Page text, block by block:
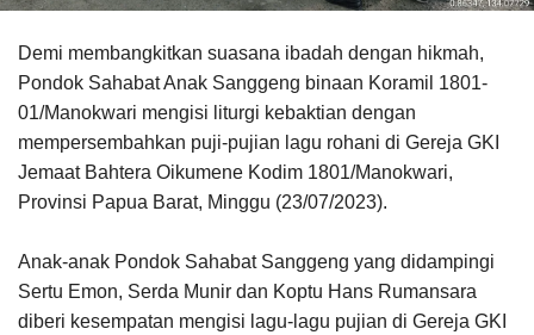
Demi membangkitkan suasana ibadah dengan hikmah,
Pondok Sahabat Anak Sanggeng binaan Koramil 1801-
01/Manokwari mengisi liturgi kebaktian dengan
mempersembahkan puji-pujian lagu rohani di Gereja GKI
Jemaat Bahtera Oikumene Kodim 1801/Manokwari,
Provinsi Papua Barat, Minggu (23/07/2023).
Anak-anak Pondok Sahabat Sanggeng yang didampingi
Sertu Emon, Serda Munir dan Koptu Hans Rumansara
diberi kesempatan mengisi lagu-lagu pujian di Gereja GKI